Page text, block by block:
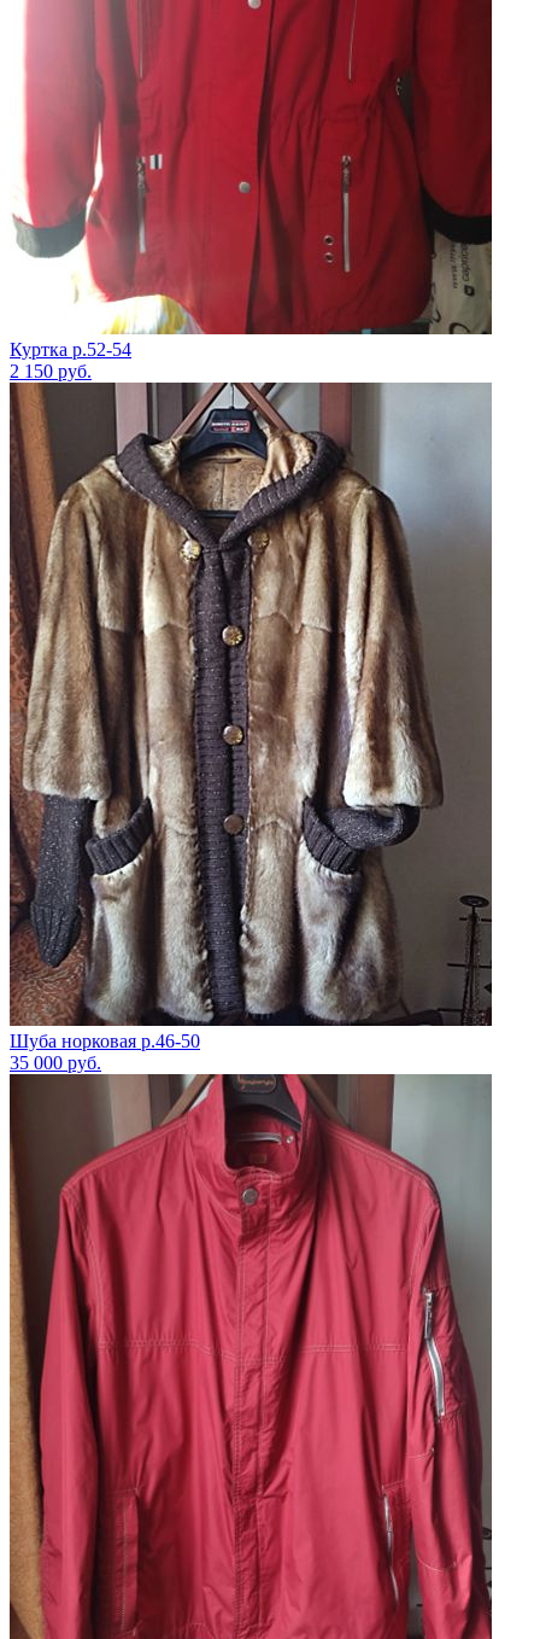
Куртка р.52-54
2 150 руб.
Шуба норковая р.46-50
35 000 руб.